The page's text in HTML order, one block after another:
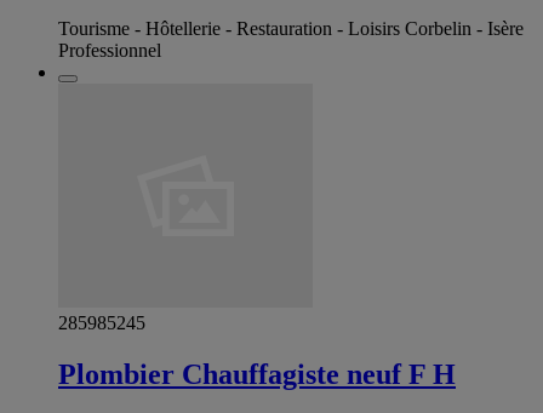
Tourisme - Hôtellerie - Restauration - Loisirs Corbelin - Isère
Professionnel
285985245
Plombier Chauffagiste neuf F H